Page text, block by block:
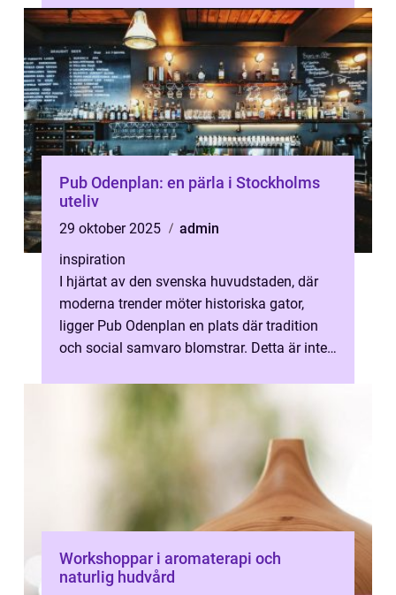
Pub Odenplan: en pärla i Stockholms
uteliv
29 oktober 2025
admin
inspiration
I hjärtat av den svenska huvudstaden, där
moderna trender möter historiska gator,
ligger Pub Odenplan en plats där tradition
och social samvaro blomstrar. Detta är inte
Workshoppar i aromaterapi och
naturlig hudvård